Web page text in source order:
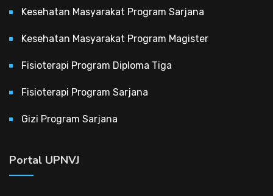
Kesehatan Masyarakat Program Sarjana
Kesehatan Masyarakat Program Magister
Fisioterapi Program Diploma Tiga
Fisioterapi Program Sarjana
Gizi Program Sarjana
Portal UPNVJ